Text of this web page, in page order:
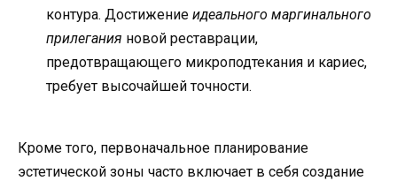
контура. Достижение идеального маргинального
прилегания новой реставрации,
предотвращающего микроподтекания и кариес,
требует высочайшей точности.
Кроме того, первоначальное планирование
эстетической зоны часто включает в себя создание